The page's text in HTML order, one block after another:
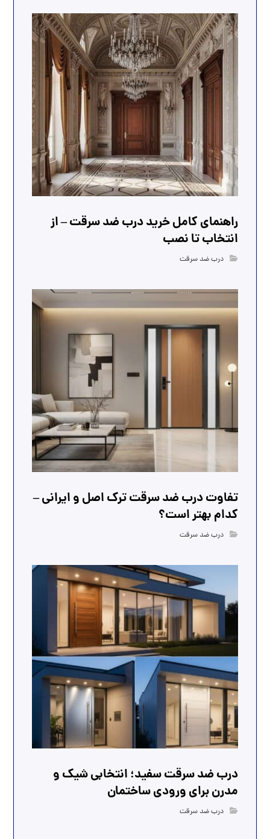
راهنمای کامل خرید درب ضد سرقت – از
انتخاب تا نصب
درب ضد سرقت
تفاوت درب ضد سرقت ترک اصل و ایرانی –
کدام بهتر است؟
درب ضد سرقت
درب ضد سرقت سفید؛ انتخابی شیک و
مدرن برای ورودی ساختمان
درب ضد سرقت